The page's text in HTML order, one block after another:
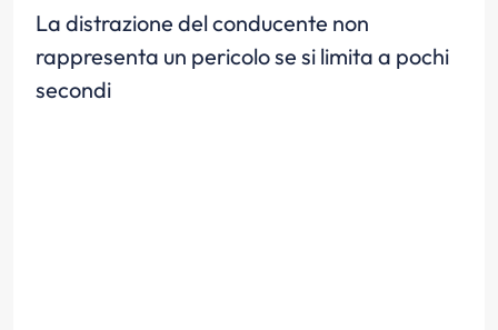
La distrazione del conducente non
rappresenta un pericolo se si limita a pochi
secondi